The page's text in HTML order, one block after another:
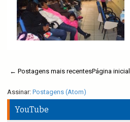
← Postagens mais recentesPágina inicial
Assinar: Postagens (Atom)
YouTube